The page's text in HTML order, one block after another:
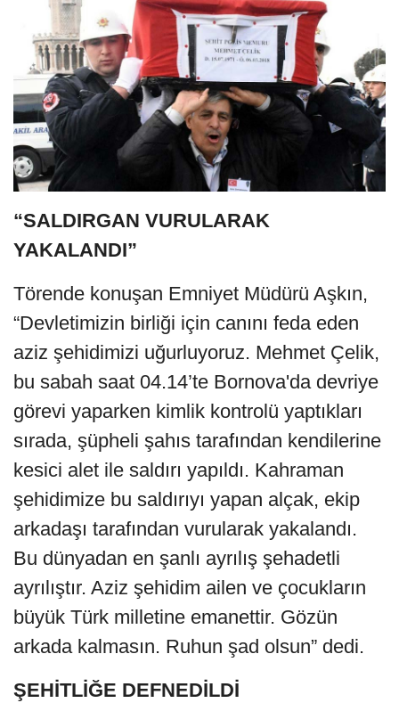
“SALDIRGAN VURULARAK
YAKALANDI”
Törende konuşan Emniyet Müdürü Aşkın,
“Devletimizin birliği için canını feda eden
aziz şehidimizi uğurluyoruz. Mehmet Çelik,
bu sabah saat 04.14’te Bornova'da devriye
görevi yaparken kimlik kontrolü yaptıkları
sırada, şüpheli şahıs tarafından kendilerine
kesici alet ile saldırı yapıldı. Kahraman
şehidimize bu saldırıyı yapan alçak, ekip
arkadaşı tarafından vurularak yakalandı.
Bu dünyadan en şanlı ayrılış şehadetli
ayrılıştır. Aziz şehidim ailen ve çocukların
büyük Türk milletine emanettir. Gözün
arkada kalmasın. Ruhun şad olsun” dedi.
ŞEHİTLİĞE DEFNEDİLDİ